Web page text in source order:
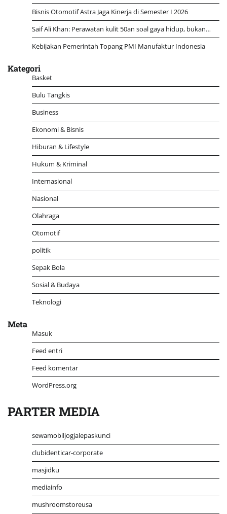
Bisnis Otomotif Astra Jaga Kinerja di Semester I 2026
Saif Ali Khan: Perawatan kulit 50an soal gaya hidup, bukan…
Kebijakan Pemerintah Topang PMI Manufaktur Indonesia
Kategori
Basket
Bulu Tangkis
Business
Ekonomi & Bisnis
Hiburan & Lifestyle
Hukum & Kriminal
Internasional
Nasional
Olahraga
Otomotif
politik
Sepak Bola
Sosial & Budaya
Teknologi
Meta
Masuk
Feed entri
Feed komentar
WordPress.org
PARTER MEDIA
sewamobiljogjalepaskunci
clubidenticar-corporate
masjidku
mediainfo
mushroomstoreusa